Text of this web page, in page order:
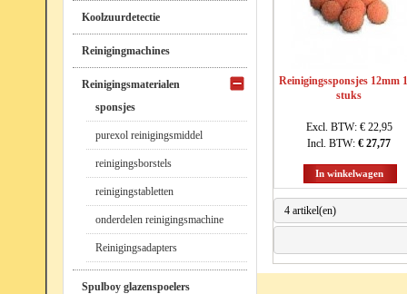
Koolzuurdetectie
Reinigingmachines
Reinigingsmaterialen
sponsjes
purexol reinigingsmiddel
reinigingsborstels
reinigingstabletten
onderdelen reinigingsmachine
Reinigingsadapters
Spulboy glazenspoelers
Reinigingssponsjes 12mm
stuks
Excl. BTW: € 22,95
Incl. BTW: € 27,77
In winkelwagen
4 artikel(en)